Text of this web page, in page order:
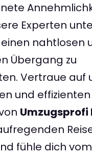
Experten
nahtlosen
Übergang zu
Vertraue auf
und effizienten
Umzugsprofi
fühle dich